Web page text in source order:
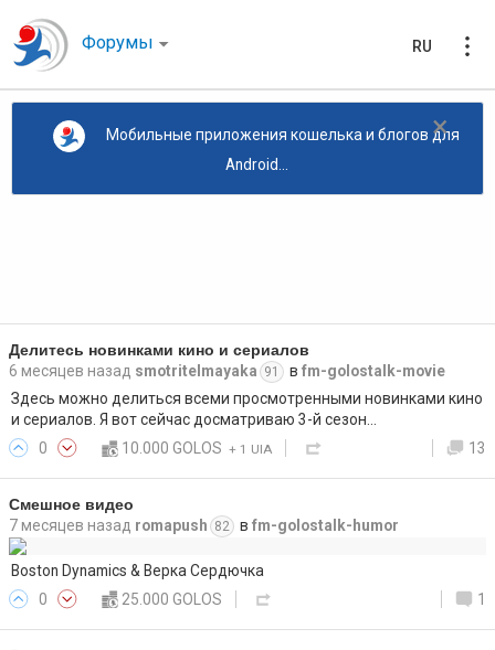
Форумы RU
×
Мобильные приложения кошелька и блогов для
Android...
Делитесь новинками кино и сериалов
6 месяцев назад smotritelmayaka 91 в fm-golostalk-movie
Здесь можно делиться всеми просмотренными новинками кино
и сериалов. Я вот сейчас досматриваю 3-й сезон…
0
10.000 GOLOS +1 UIA 13
Смешное видео
7 месяцев назад romapush 82 в fm-golostalk-humor
Boston Dynamics & Верка Сердючка
0
25.000 GOLOS 1